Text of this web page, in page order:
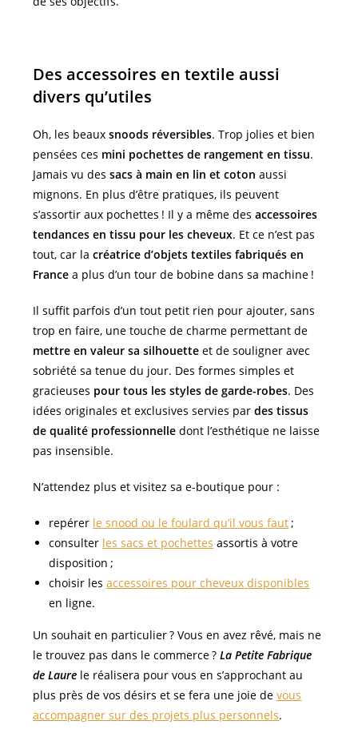
Des accessoires en textile aussi
divers qu’utiles
Oh, les beauxsnoods réversibles. Trop jolies et bien
pensées ces mini pochettes de rangement en tissu.
Jamais vu dessacs à main en lin et coton aussi
mignons. En plus d’être pratiques, ils peuvent
s’assortir aux pochettes ! Il y a même desaccessoires
tendances en tissu pour les cheveux. Et ce n’est pas
tout, car lacréatrice d’objets textiles fabriqués en
France a plus d’un tour de bobine dans sa machine !
Il suffit parfois d’un tout petit rien pour ajouter, sans
trop en faire, une touche de charme permettant de
mettre en valeur sa silhouette et de souligner avec
sobriété sa tenue du jour. Des formes simples et
gracieuses pour tous les styles de garde-robes. Des
idées originales et exclusives servies pardes tissus
de qualité professionnelledont l’esthétique ne laisse
pas insensible.
N’attendez plus et visitez sa e-boutique pour :
repérer le snood ou le foulard qu’il vous faut ;
consulter les sacs et pochettes assortis à votre
disposition ;
choisir lesaccessoires pour cheveux disponibles
en ligne.
Un souhait en particulier ? Vous en avez rêvé, mais ne
le trouvez pas dans le commerce ?La Petite Fabrique
de Laure le réalisera pour vous en s’approchant au
plus près de vos désirs et se fera une joie devous
accompagner sur des projets plus personnels.